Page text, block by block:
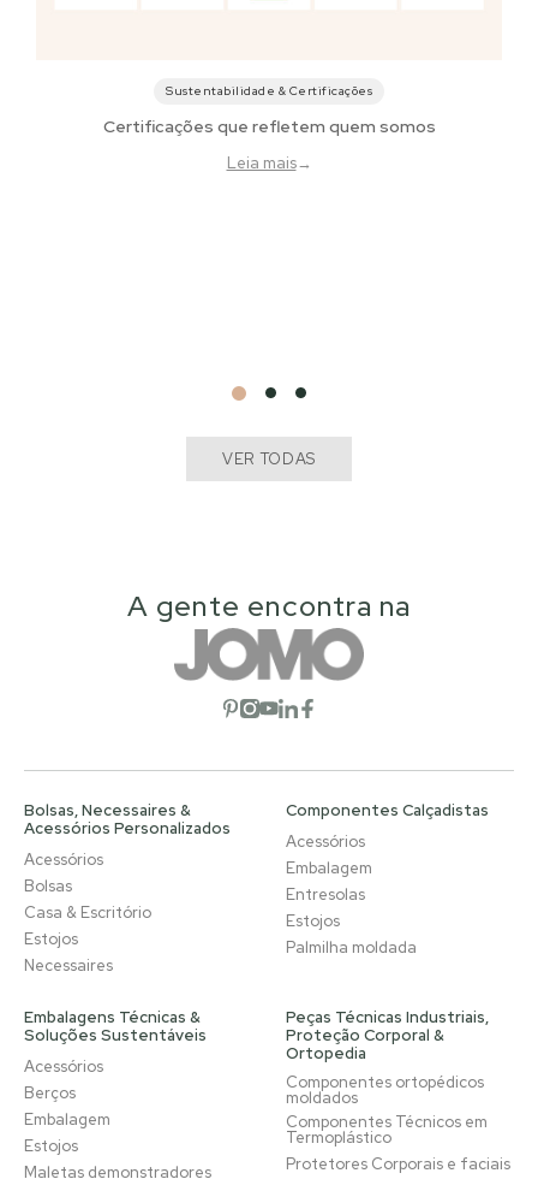
Sustentabilidade & Certificações
Certificações que refletem quem somos
Leia mais→
VER TODAS
A gente encontra na
Abrir rede social
Abrir rede social
Abrir rede social
Abrir rede social
Abrir rede social
Bolsas, Necessaires &
Acessórios Personalizados
Acessórios
Bolsas
Casa & Escritório
Estojos
Necessaires
Componentes Calçadistas
Acessórios
Embalagem
Entresolas
Estojos
Palmilha moldada
Embalagens Técnicas &
Soluções Sustentáveis
Acessórios
Berços
Embalagem
Estojos
Maletas demonstradores
Peças Técnicas Industriais,
Proteção Corporal &
Ortopedia
Componentes ortopédicos
moldados
Componentes Técnicos em
Termoplástico
Protetores Corporais e faciais